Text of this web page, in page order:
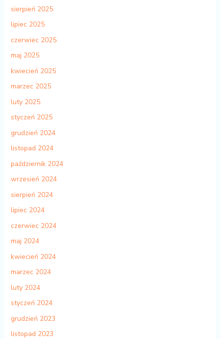
sierpień 2025
lipiec 2025
czerwiec 2025
maj 2025
kwiecień 2025
marzec 2025
luty 2025
styczeń 2025
grudzień 2024
listopad 2024
październik 2024
wrzesień 2024
sierpień 2024
lipiec 2024
czerwiec 2024
maj 2024
kwiecień 2024
marzec 2024
luty 2024
styczeń 2024
grudzień 2023
listopad 2023